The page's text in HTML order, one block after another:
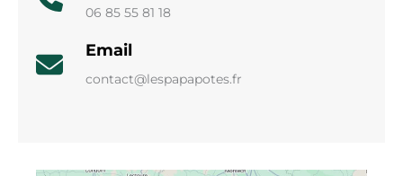
06 85 55 81 18
Email
contact@lespapapotes.fr